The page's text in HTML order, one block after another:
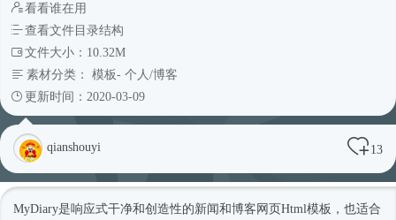
看看谁在用
查看文件目录结构
文件大小：10.32M
素材分类： 模板- 个人/博客
更新时间：2020-03-09
qianshouyi 13
MyDiary是响应式干净和创造性的新闻和博客网页Html模板 ，也适合